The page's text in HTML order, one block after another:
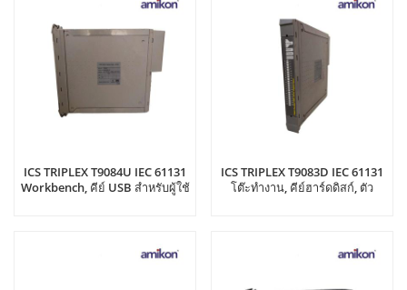
ICS TRIPLEX T9084U IEC 61131
Workbench, คีย์ USB สำหรับผู้ใช้
ICS TRIPLEX T9083D IEC 61131
โต๊ะทำงาน, คีย์ฮาร์ดดิสก์, ตัว